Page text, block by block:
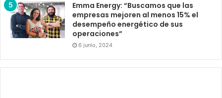
Emma Energy: “Buscamos que las
empresas mejoren al menos 15% el
desempeño energético de sus
operaciones”
6 junio, 2024